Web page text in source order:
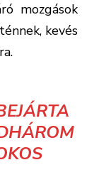
mozgások
kevés